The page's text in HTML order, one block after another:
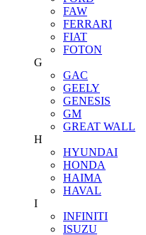
FAW
FERRARI
FIAT
FOTON
G
GAC
GEELY
GENESIS
GM
GREAT WALL
H
HYUNDAI
HONDA
HAIMA
HAVAL
I
INFINITI
ISUZU